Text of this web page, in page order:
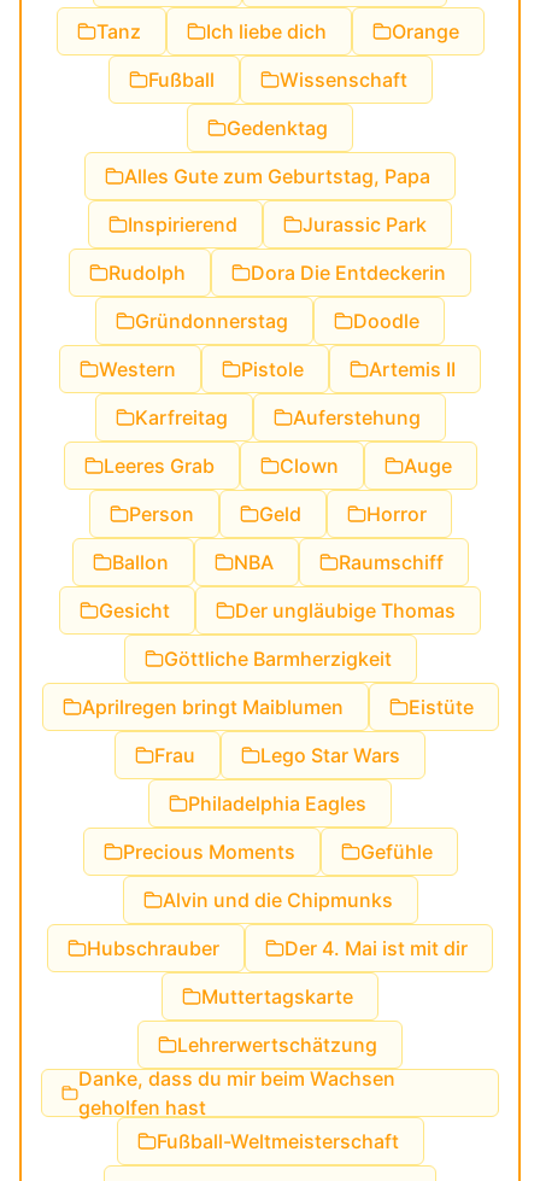
Tanz
Ich liebe dich
Orange
Fußball
Wissenschaft
Gedenktag
Alles Gute zum Geburtstag, Papa
Inspirierend
Jurassic Park
Rudolph
Dora Die Entdeckerin
Gründonnerstag
Doodle
Western
Pistole
Artemis II
Karfreitag
Auferstehung
Leeres Grab
Clown
Auge
Person
Geld
Horror
Ballon
NBA
Raumschiff
Gesicht
Der ungläubige Thomas
Göttliche Barmherzigkeit
Aprilregen bringt Maiblumen
Eistüte
Frau
Lego Star Wars
Philadelphia Eagles
Precious Moments
Gefühle
Alvin und die Chipmunks
Hubschrauber
Der 4. Mai ist mit dir
Muttertagskarte
Lehrerwertschätzung
Danke, dass du mir beim Wachsen
geholfen hast
Fußball-Weltmeisterschaft